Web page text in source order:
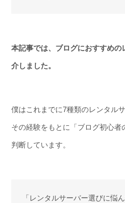
本記事では、ブログにおすすめの
介しました。
僕はこれまでに7種類のレンタル
その経験をもとに「ブログ初心者
判断しています。
「レンタルサーバー選びに悩